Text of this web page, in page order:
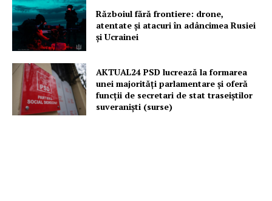
Războiul fără frontiere: drone,
atentate și atacuri în adâncimea Rusiei
și Ucrainei
AKTUAL24 PSD lucrează la formarea
unei majorităţi parlamentare și oferă
funcții de secretari de stat traseiștilor
suveraniști (surse)